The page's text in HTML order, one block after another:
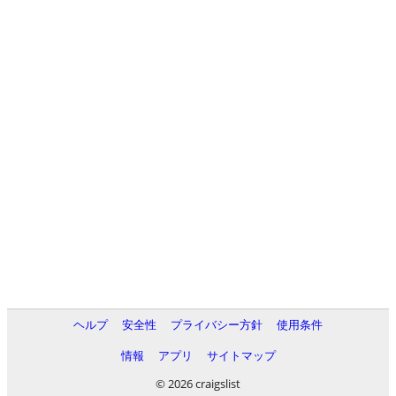
ヘルプ 安全性 プライバシー方針
使用条件
情報
アプリ
サイトマップ
© 2026 craigslist